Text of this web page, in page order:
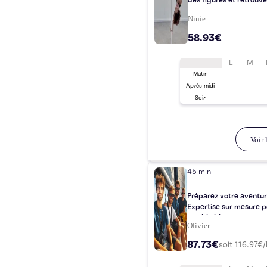
Ninie
58.93€
L M
Matin
Après-midi
Soir
Voir
45 min
Préparez votre
Expertise sur mesure
inoubliables !
Olivier
87.73€soit 116.97€/